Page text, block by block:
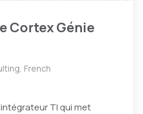
Cortex Génie
, French
TI qui met